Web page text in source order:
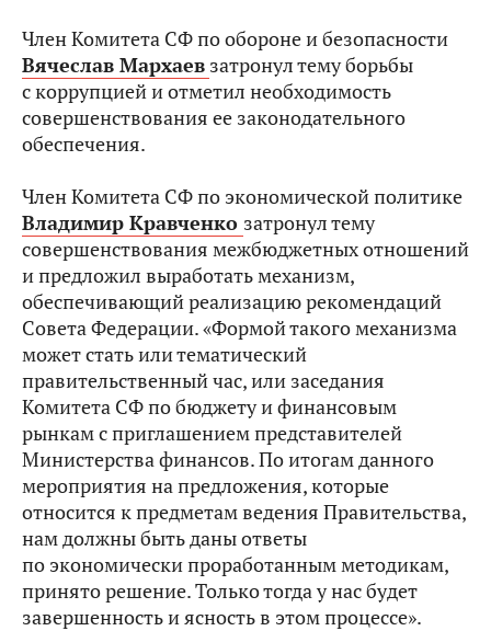
Член Комитета СФ по обороне и безопасности
Вячеслав Мархаев затронул тему борьбы
с коррупцией и отметил необходимость
совершенствования ее законодательного
обеспечения.
Член Комитета СФ по экономической политике
Владимир Кравченко затронул тему
совершенствования межбюджетных отношений
и предложил выработать механизм,
обеспечивающий реализацию рекомендаций
Совета Федерации. «Формой такого механизма
может стать или тематический
правительственный час, или заседания
Комитета СФ по бюджету и финансовым
рынкам с приглашением представителей
Министерства финансов. По итогам данного
мероприятия на предложения, которые
относится к предметам ведения Правительства,
нам должны быть даны ответы
по экономически проработанным методикам,
принято решение. Только тогда у нас будет
завершенность и ясность в этом процессе».